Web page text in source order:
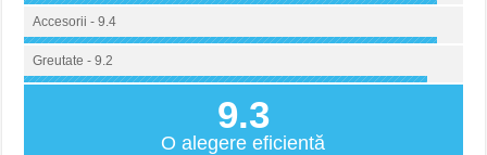
Accesorii - 9.4
Greutate - 9.2
9.3
O alegere eficientă